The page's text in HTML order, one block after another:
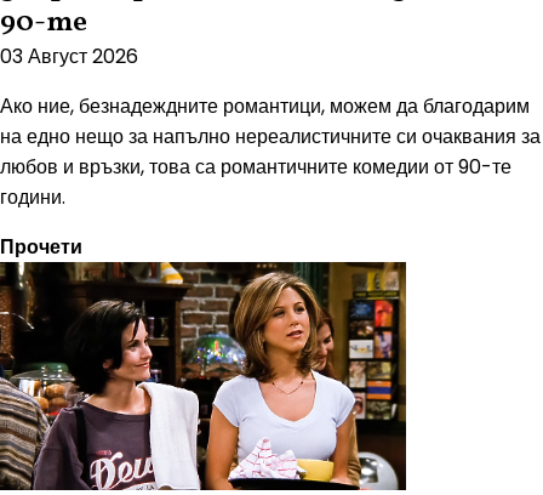
90-те
03 Август 2026
Ако ние, безнадеждните романтици, можем да благодарим
на едно нещо за напълно нереалистичните си очаквания за
любов и връзки, това са романтичните комедии от 90-те
години.
Прочети